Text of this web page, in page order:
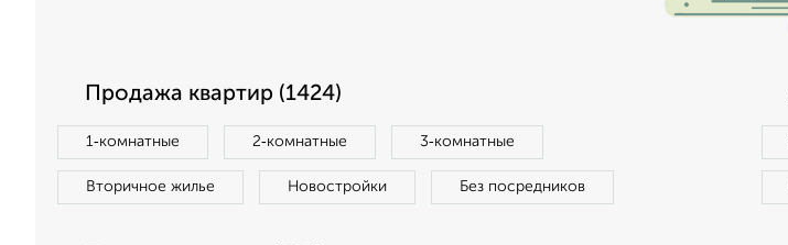
Продажа квартир (1424)
1‑комнатные 2‑комнатные 3‑комнатные
Вторичное жилье Новостройки Без посредников